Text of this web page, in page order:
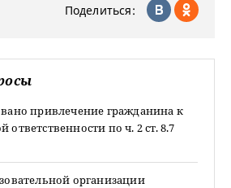
Поделиться:
привлечение гражданина к
ответственности по ч. 2 ст. 8.7
организации